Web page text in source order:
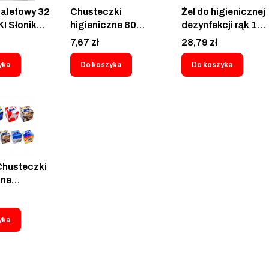
32
Słonik
Standard
32
Paka
Italian
Chusteczki
higieniczne 80
sztuk KARTIKA Box
Wyciągane
Delikatne Miękkie
Białe 100%
Cena
7,67 zł
Do koszyka
Żel do higienicznej
dezynfekcji rąk 1
Litr Płyn
antybakteryjny
antywirusowy
grzybobójczy
Cena
28,79 zł
Do koszyka
Pudełko
KING of